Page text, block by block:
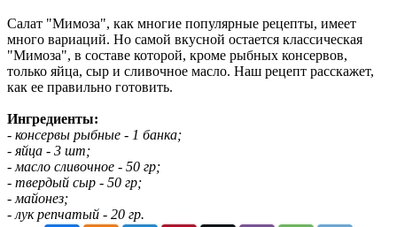
Салат "Мимоза", как многие популярные рецепты, имеет
много вариаций. Но самой вкусной остается классическая
"Мимоза", в составе которой, кроме рыбных консервов,
только яйца, сыр и сливочное масло. Наш рецепт расскажет,
как ее правильно готовить.
Ингредиенты:
- консервы рыбные - 1 банка;
- яйца - 3 шт;
- масло сливочное - 50 гр;
- твердый сыр - 50 гр;
- майонез;
- лук репчатый - 20 гр.